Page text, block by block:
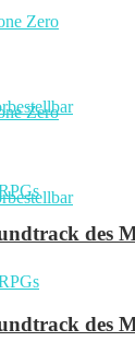
des
des